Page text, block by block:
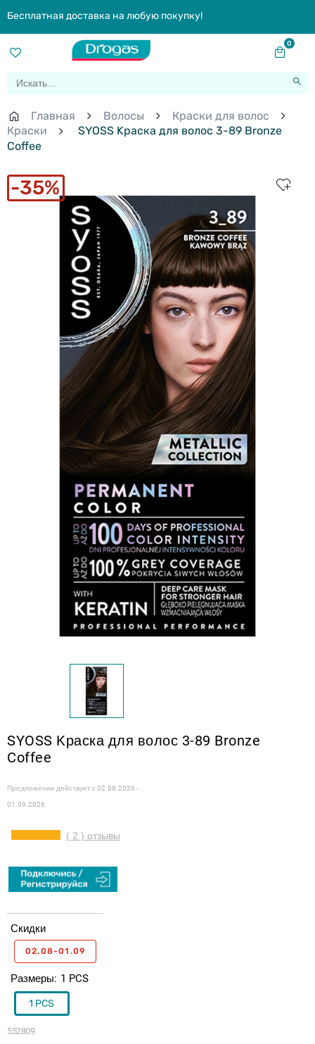
Бесплатная доставка на любую покупку!
0
Главная Волосы
Краски для волос
Краски
SYOSS Kраска для волос 3-89 Bronze
Coffee
35%
SYOSS Kраска для волос 3-89 Bronze
Coffee
Предложение действует с02.08.2026 -
01.09.2026
( 2 ) отзывы
552809
Размеры 1 PCS
1 PCS
Скидки
02.08-01.09